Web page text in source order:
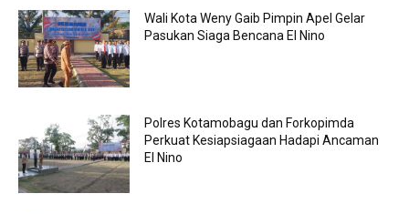
Wali Kota Weny Gaib Pimpin Apel Gelar
Pasukan Siaga Bencana El Nino
Polres Kotamobagu dan Forkopimda
Perkuat Kesiapsiagaan Hadapi Ancaman
El Nino